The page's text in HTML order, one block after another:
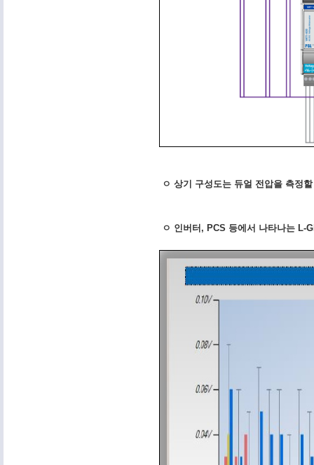
ㅇ 상기 구성도는 듀얼 전압을 측정
ㅇ 인버터, PCS 등에서 나타나는 L-